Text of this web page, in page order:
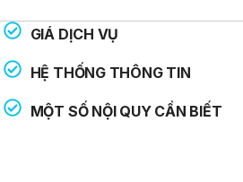
GIÁ DỊCH VỤ
HỆ THỐNG THÔNG TIN
MỘT SỐ NỘI QUY CẦN BIẾT